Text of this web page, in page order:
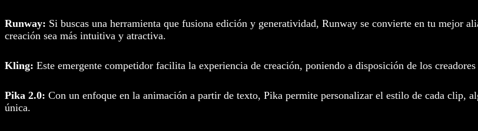
Runway: Si buscas una herramienta que fusiona edición y generatividad, Runway se convierte en tu mejor
creación sea más intuitiva y atractiva.
Kling: Este emergente competidor facilita la experiencia de creación, poniendo a disposición de los
Pika 2.0: Con un enfoque en la animación a partir de texto, Pika permite personalizar el estilo de cada clip,
única.